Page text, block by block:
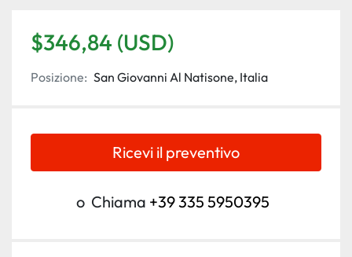
$346,84 (USD)
Posizione: San Giovanni Al Natisone, Italia
Ricevi il preventivo
o Chiama +39 335 5950395